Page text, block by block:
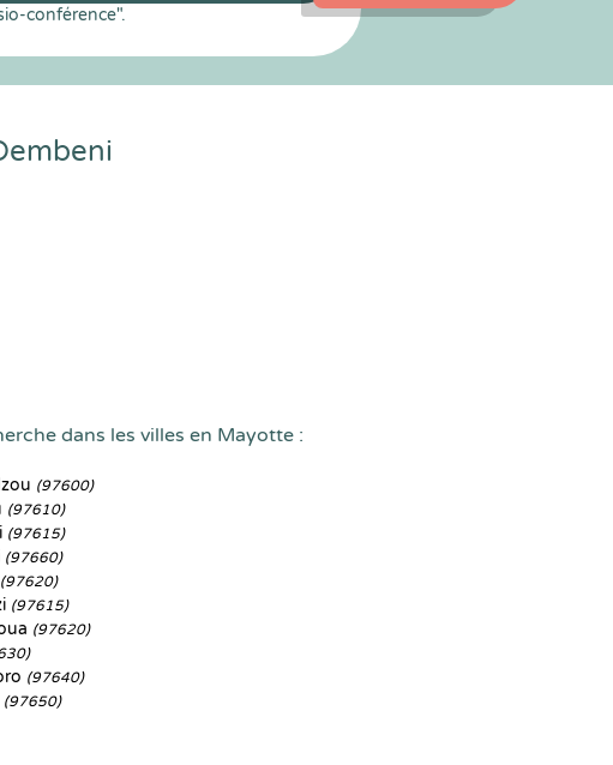
conférence".
dans les villes en Mayotte :
(97600)
(97610)
(97615)
(97660)
(97620)
(97615)
(97620)
(97640)
(97650)